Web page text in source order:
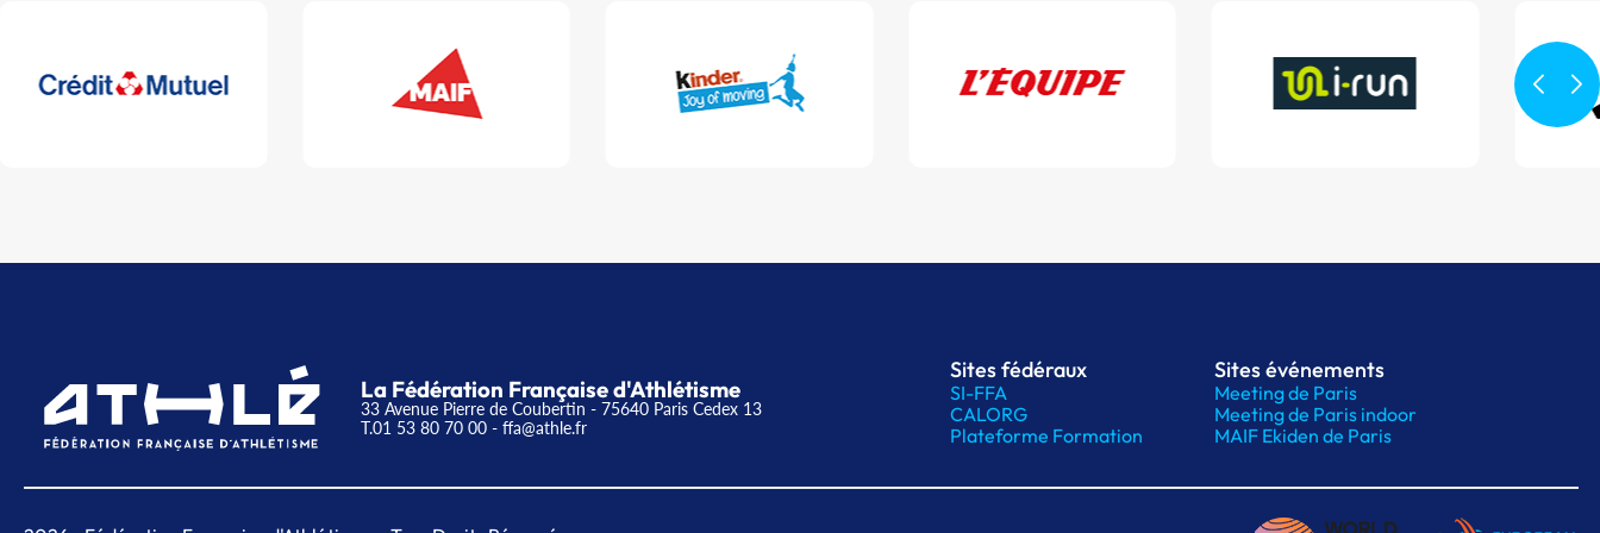
La Fédération Française d'Athlétisme
33 Avenue Pierre de Coubertin - 75640 Paris Cedex 13
T.01 53 80 70 00 - ffa@athle.fr
Sites fédéraux
SI-FFA
CALORG
Plateforme Formation
Sites événements
Meeting de Paris
Meeting de Paris indoor
MAIF Ekiden de Paris